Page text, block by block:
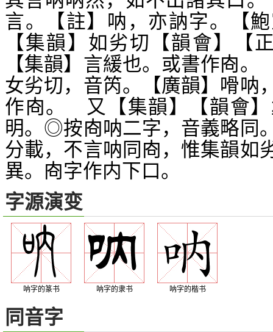
言。【註】呐，亦訥字。【
【集韻】如劣切【韻會】【
【集韻】言緩也。或書作㕯。
女劣切，音笍。【廣韻】嗗呐
作㕯。 又【集韻】【韻會】
明。◎按㕯呐二字，音義略同
分載，不言呐同 㕯 ，惟集韻如
異。 㕯字作内下口。
字源演变
呐字的篆书 呐字的隶书 呐字的楷书
同音字